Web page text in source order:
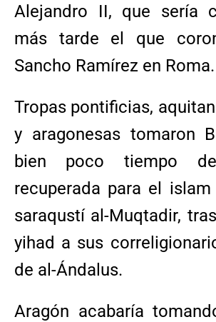
Alejandro II, que sería
más tarde el que
Sancho Ramírez en Roma.
Tropas pontificias,
y aragonesas tomaron
bien poco tiempo
recuperada para el
saraqustí al-Muqtadir,
yihad a sus
de al-Ándalus.
Aragón acabaría